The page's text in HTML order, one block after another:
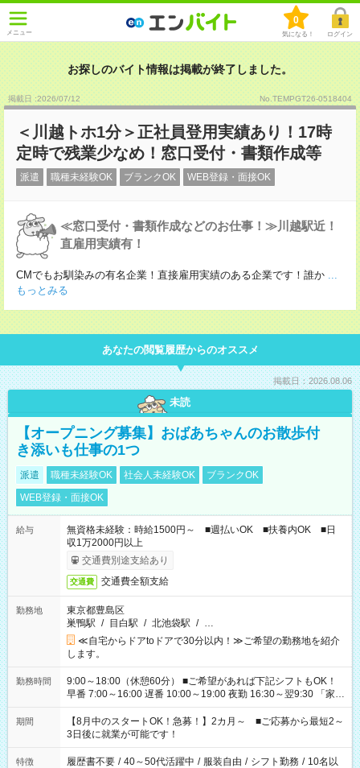
メニュー
0
気になる！ ログイン
お探しのバイト情報は掲載が終了しました。
掲載日 :2026/07/12 No.TEMPGT26-0518404
＜川越トホ1分＞正社員登用実績あり！17時
定時で残業少なめ！窓口受付・書類作成等
派遣 職種未経験OK ブランクOK WEB登録・面接OK
≪窓口受付・書類作成などのお仕事！≫川越駅近！
直雇用実績有！
CMでもお馴染みの有名企業！直接雇用実績のある企業です！誰か ...
もっとみる
あなたの閲覧履歴からのオススメ
掲載日：2026.08.06
未読
【オープニング募集】おばあちゃんのお散歩付
き添いも仕事の1つ
派遣 職種未経験OK 社会人未経験OK
ブランクOK
WEB登録・面接OK
給与
無資格未経験：時給1500円～ ■週払いOK ■扶養内OK ■日
収1万2000円以上
交通費別途支給あり
交通費 交通費全額支給
勤務地
東京都豊島区
巣鴨駅 / 目白駅 / 北池袋駅 / …
≪自宅からドアtoドアで30分以内！≫ご希望の勤務地を紹介
します。
勤務時間
9:00～18:00（休憩60分） ■ご希望があれば下記シフトもOK！
早番 7:00～16:00 遅番 10:00～19:00 夜勤 16:30～翌9:30 「家族
と休みを合わせたい」 「余裕を持って夕飯の準備がしたい」
「できれば残業はしたくない」 など、ご希望を教えてください
ね。 ※Wワーク希望の方へ 今ご覧のお仕事で希望する勤務時間
と、もう1つのお仕事の勤務時間。 合計で週40時間を超える場
合は応募できません。
期間
【8月中のスタートOK！急募！】2カ月～ ■ご応募から最短2～
3日後に就業が可能です！
特徴 履歴書不要 / 40～50代活躍中 / 服装自由 / シフト勤務 / 10名以